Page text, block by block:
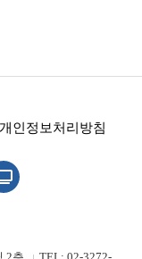
개인정보처리방침